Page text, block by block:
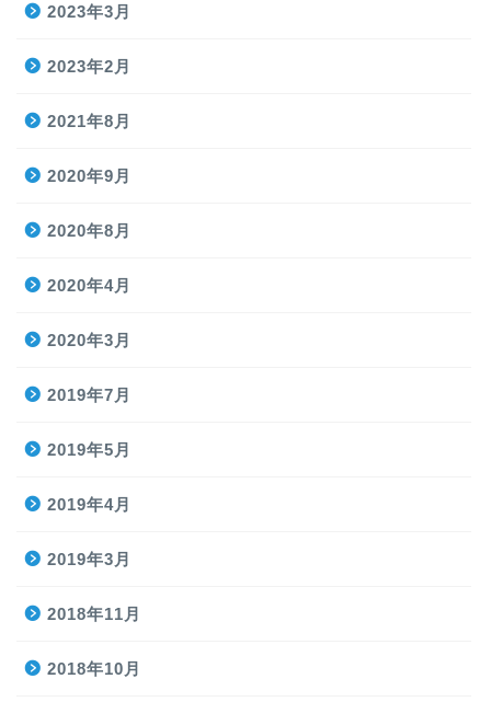
2023年3月
2023年2月
2021年8月
2020年9月
2020年8月
2020年4月
2020年3月
2019年7月
2019年5月
2019年4月
2019年3月
2018年11月
2018年10月